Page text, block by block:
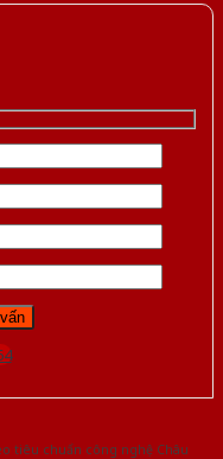
tiêu chuẩn công nghệ Châu